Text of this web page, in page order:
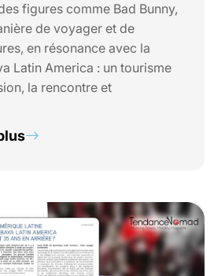
figures comme Bad Bunny,
de voyager et de
en résonance avec la
Latin America : un tourisme
la rencontre et